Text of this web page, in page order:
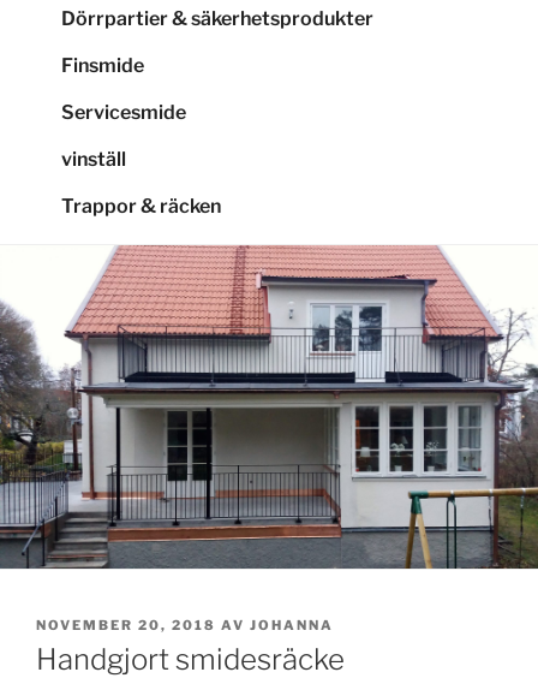
Dörrpartier & säkerhetsprodukter
Finsmide
Servicesmide
vinställ
Trappor & räcken
PUBLICERAT
NOVEMBER 20, 2018 AV JOHANNA
Handgjort smidesräcke